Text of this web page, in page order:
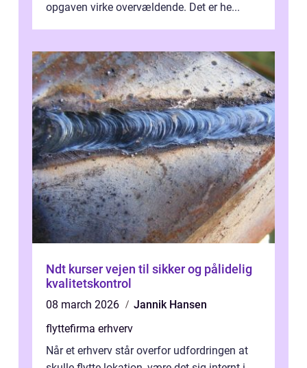
opgaven virke overvældende. Det er he...
Ndt kurser vejen til sikker og pålidelig
kvalitetskontrol
08 march 2026
Jannik Hansen
flyttefirma erhverv
Når et erhverv står overfor udfordringen at